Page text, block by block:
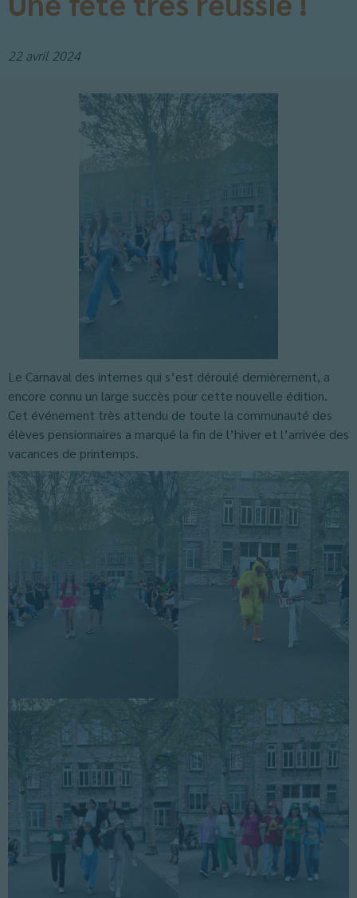
22 avril 2024
Le Carnaval des internes qui s’est déroulé dernièrement, a
encore connu un large succès pour cette nouvelle édition.
Cet événement très attendu de toute la communauté des
élèves pensionnaires a marqué la fin de l’hiver et l’arrivée des
vacances de printemps.